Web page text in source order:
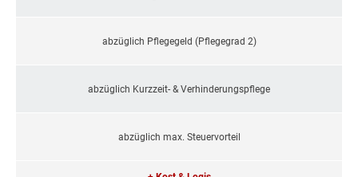
abzüglich Pflegegeld (Pflegegrad 2)
abzüglich Kurzzeit- & Verhinderungspflege
abzüglich max. Steuervorteil